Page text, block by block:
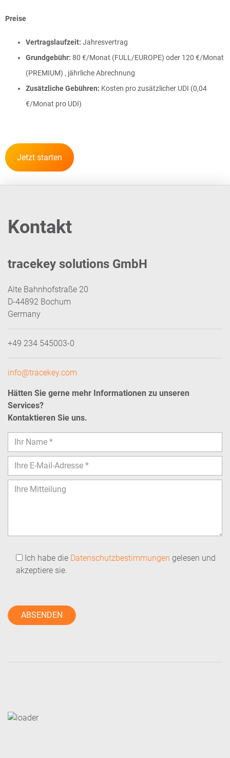
Preise
Vertragslaufzeit: Jahresvertrag
Grundgebühr: 80 €/Monat (FULL/EUROPE) oder 120 €/Monat
(PREMIUM) , jährliche Abrechnung
Zusätzliche Gebühren: Kosten pro zusätzlicher UDI (0,04
€/Monat pro UDI)
Jetzt starten
Kontakt
tracekey solutions GmbH
Alte Bahnhofstraße 20
D-44892 Bochum
Germany
+49 234 545003-0
info@tracekey.com
Hätten Sie gerne mehr Informationen zu unseren
Services?
Kontaktieren Sie uns.
Bitte lasse dieses Feld leer.
Ich habe die Datenschutzbestimmungen gelesen und
akzeptiere sie.